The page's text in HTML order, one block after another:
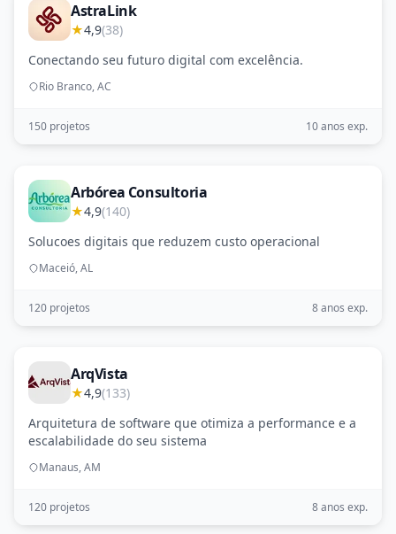
AstraLink
★4,9(38)
Conectando seu futuro digital com excelência.
Rio Branco, AC
150 projetos 10 anos exp.
Arbórea Consultoria
★4,9(140)
Solucoes digitais que reduzem custo operacional
Maceió, AL
120 projetos 8 anos exp.
ArqVista
★4,9(133)
Arquitetura de software que otimiza a performance e a
escalabilidade do seu sistema
Manaus, AM
120 projetos 8 anos exp.